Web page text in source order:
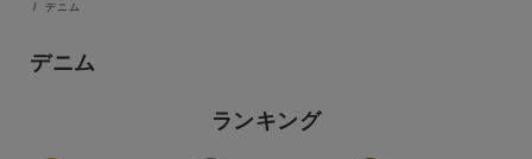
カテゴリ
トップス
デニム
デニム
ランキング